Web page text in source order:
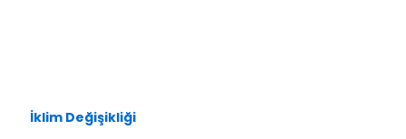
İklim Değişikliği